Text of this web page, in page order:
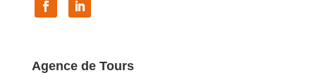
Agence de Tours